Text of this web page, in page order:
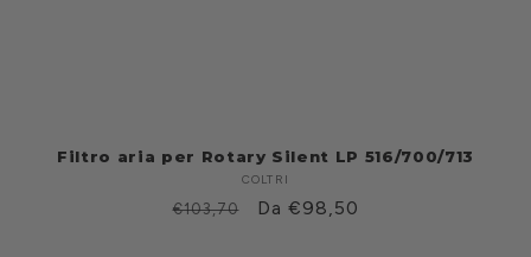
Filtro aria per Rotary Silent LP 516/700/713
Produttore:
COLTRI
Prezzo
€103,70
Prezzo
Da €98,50